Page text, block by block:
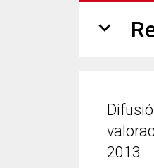
expand_more
2013